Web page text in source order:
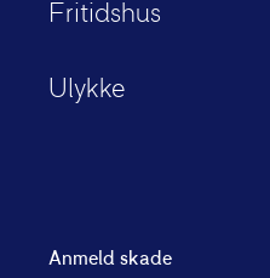
Fritidshus
Ulykke
Anmeld skade